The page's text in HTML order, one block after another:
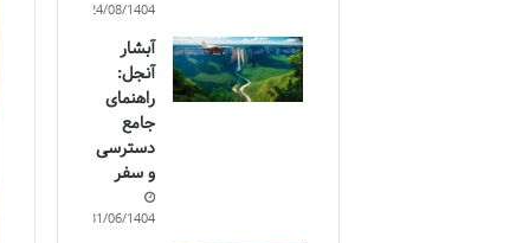
24/08/1404
آبشار
آنجل:
راهنمای
جامع
دسترسی
و سفر
31/06/1404